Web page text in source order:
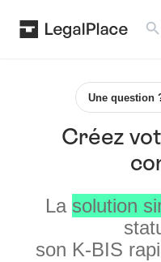
Une question
Créez
La solution
son K-BIS